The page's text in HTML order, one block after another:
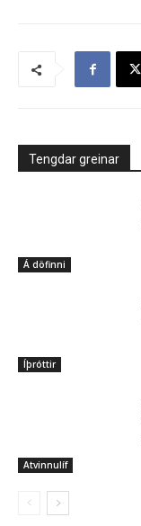
Tengdar greinar
Á döfinni
Íþróttir
Atvinnulíf